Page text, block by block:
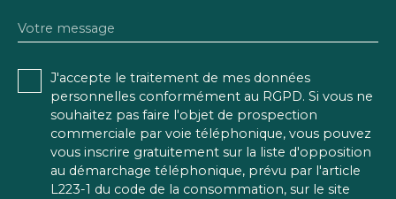
Votre message
J'accepte le traitement de mes données
personnelles conformément au RGPD. Si vous ne
souhaitez pas faire l'objet de prospection
commerciale par voie téléphonique, vous pouvez
vous inscrire gratuitement sur la liste d'opposition
au démarchage téléphonique, prévu par l'article
L223-1 du code de la consommation, sur le site